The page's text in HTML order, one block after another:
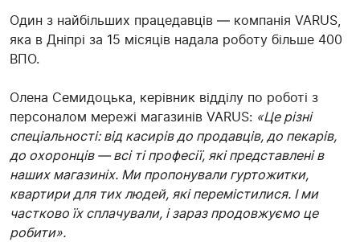
Один з найбільших працедавців — компанія VARUS,
яка в Дніпрі за 15 місяців надала роботу більше 400
ВПО.
Олена Семидоцька, керівник відділу по роботі з
персоналом мережі магазинів VARUS: «Це різні
спеціальності: від касирів до продавців, до пекарів,
до охоронців — всі ті професії, які представлені в
наших магазиніх. Ми пропонували гуртожитки,
квартири для тих людей, які перемістилися. І ми
частково їх сплачували, і зараз продовжуємо це
робити».